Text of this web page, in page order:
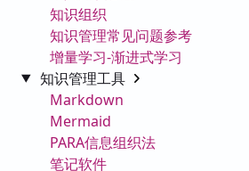
知识组织
知识管理常见问题参考
增量学习-渐进式学习
知识管理工具
Markdown
Mermaid
PARA信息组织法
笔记软件